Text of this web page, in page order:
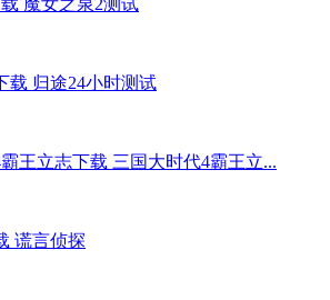
魔女之泉2测试
归途24小时测试
三国大时代4霸王立...
谎言侦探